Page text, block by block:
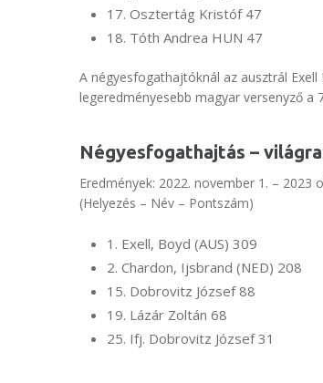
17. Osztertág Kristóf 47
18. Tóth Andrea HUN 47
A négyesfogathajtóknál az ausztrál
legeredményesebb magyar versenyző
Négyesfogathajtás –
Eredmények: 2022. november 1. – 2023
(Helyezés – Név – Pontszám)
1. Exell, Boyd (AUS) 309
2. Chardon, Ijsbrand (NED) 208
15. Dobrovitz József 88
19. Lázár Zoltán 68
25. Ifj. Dobrovitz József 31